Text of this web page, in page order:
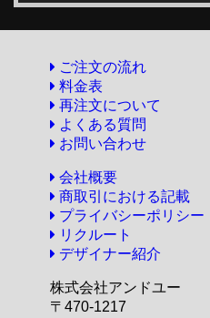
ご注文の流れ
料金表
再注文について
よくある質問
お問い合わせ
会社概要
商取引における記載
プライバシーポリシー
リクルート
デザイナー紹介
株式会社アンドユー
〒470-1217